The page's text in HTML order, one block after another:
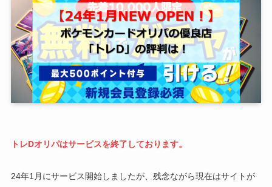
トレDオリパはサービスを終了しております。
24年1月にサービス開始しましたが、残念ながら現在はサイトが